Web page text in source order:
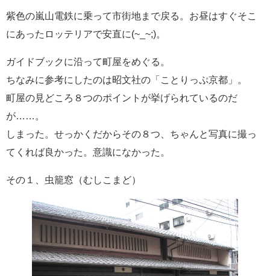
紫色の嵐山電鉄に乗って市街地まで戻る。お昼はすぐそこ
にあったロッテリアで安直に(~_~;)。
ガイドブックに沿って町屋をめぐる。
ちなみに参考にしたのは昭文社の「ことりっぷ京都」。
町屋の見どころ８つのポイントが挙げられているのだ
が……。
しまった。せっかくだからその８つ、ちゃんと写真に撮っ
てくれば良かった。意識になかった。
その１、虫籠窓（むしこまど）